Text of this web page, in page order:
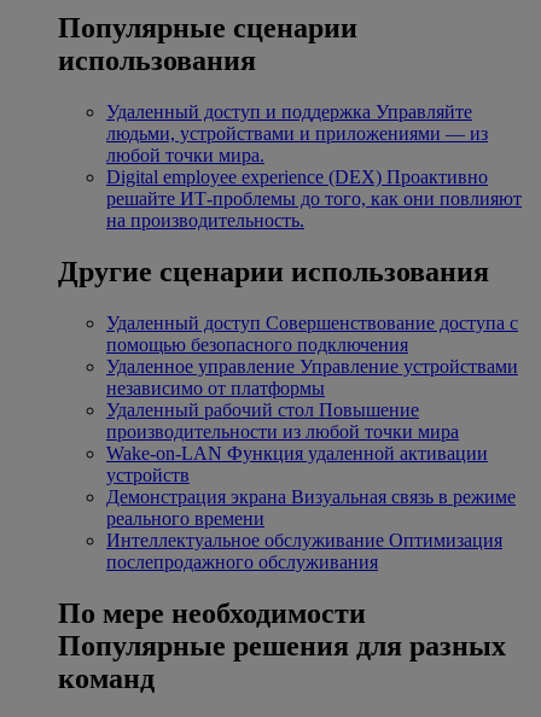
Популярные сценарии
использования
Удаленный доступ и поддержка Управляйте
людьми, устройствами и приложениями — из
любой точки мира.
Digital employee experience (DEX) Проактивно
решайте ИТ-проблемы до того, как они повлияют
на производительность.
Другие сценарии использования
Удаленный доступ Совершенствование доступа с
помощью безопасного подключения
Удаленное управление Управление устройствами
независимо от платформы
Удаленный рабочий стол Повышение
производительности из любой точки мира
Wake-on-LAN Функция удаленной активации
устройств
Демонстрация экрана Визуальная связь в режиме
реального времени
Интеллектуальное обслуживание Оптимизация
послепродажного обслуживания
По мере необходимости
Популярные решения для разных
команд